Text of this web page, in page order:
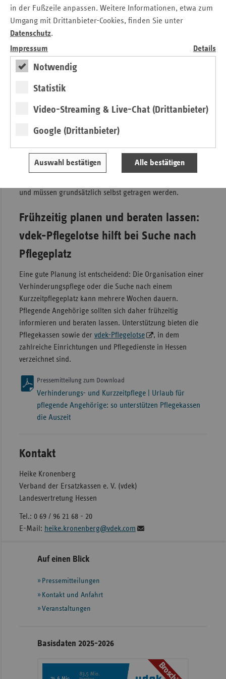
in der Fußzeile anpassen. Weitere Informationen, etwa zum
Umgang mit Drittanbieter-Cookies, finden Sie unter
Datenschutz.
Impressum
Details
Notwendig
Statistik
Video-Streaming & Live-Chat (Drittanbieter)
Google (Drittanbieter)
Auswahl bestätigen Alle bestätigen
werden kann. Auch hier ist mindestens Pflegegrad 2
Voraussetzung.
Gemeinsames Budget erleichtert
Nutzung
Für beide Leistungen steht ein gemeinsames Jahresbudget
für Verhinderungs- und Kurzzeitpflege eingesetzt werden.
vereinfacht. Während der Inanspruchnahme beider
lang zur Hälfte weitergezahlt. Wichtig zu wissen: Kosten für
Unterkunft, Verpflegung und Investitionen in der
und müssen grundsätzlich selbst getragen werden.
Frühzeitig planen und beraten lassen:
vdek-Pflegelotse hilft bei Suche nach
Pflegeplatz
Eine gute Planung ist entscheidend: Die Organisation einer
Verhinderungspflege oder die Suche nach einem
Kurzzeitpflegeplatz kann mehrere Wochen dauern.
Pflegende Angehörige sollten sich daher frühzeitig
informieren und beraten lassen. Unterstützung bieten die
Pflegekassen sowie der vdek-Pflegelotse
, in dem
zahlreiche Einrichtungen und Pflegedienste in Hessen
verzeichnet sind.
Pressemitteilung zum Download
Verhinderungs- und Kurzzeitpflege | Urlaub für
pflegende Angehörige: so unterstützen Pflegekassen
die Auszeit
Kontakt
Heike Kronenberg
Verband der Ersatzkassen e. V. (vdek)
Landesvertretung Hessen
Tel.: 0 69 / 96 21 68 - 20
E-Mail: heike.kronenberg@vdek.com
Seitennavigation
Seitenleiste
weiteren
Informationen
Auf einen Blick
Pressemitteilungen
Kontakt und Anfahrt
Veranstaltungen
Basisdaten 2025-2026